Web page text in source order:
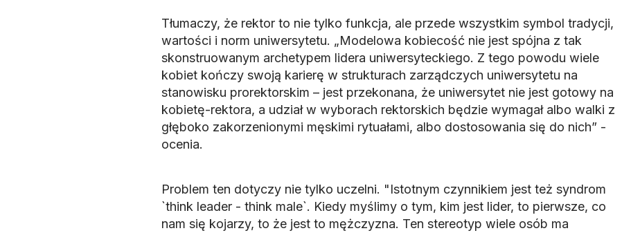
Tłumaczy, że rektor to nie tylko funkcja, ale przede wszystkim symbol tradycji,
wartości i norm uniwersytetu. „Modelowa kobiecość nie jest spójna z tak
skonstruowanym archetypem lidera uniwersyteckiego. Z tego powodu wiele
kobiet kończy swoją karierę w strukturach zarządczych uniwersytetu na
stanowisku prorektorskim – jest przekonana, że uniwersytet nie jest gotowy na
kobietę-rektora, a udział w wyborach rektorskich będzie wymagał albo walki z
głęboko zakorzenionymi męskimi rytuałami, albo dostosowania się do nich” -
ocenia.
Problem ten dotyczy nie tylko uczelni. "Istotnym czynnikiem jest też syndrom
`think leader - think male`. Kiedy myślimy o tym, kim jest lider, to pierwsze, co
nam się kojarzy, to że jest to mężczyzna. Ten stereotyp wiele osób ma